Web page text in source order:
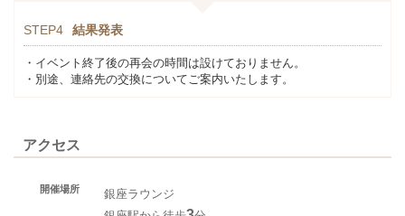
STEP4 結果発表
・イベント終了後の再会の時間は設けておりません。
・別途、連絡先の交換についてご案内いたします。
アクセス
開催場所
銀座ラウンジ